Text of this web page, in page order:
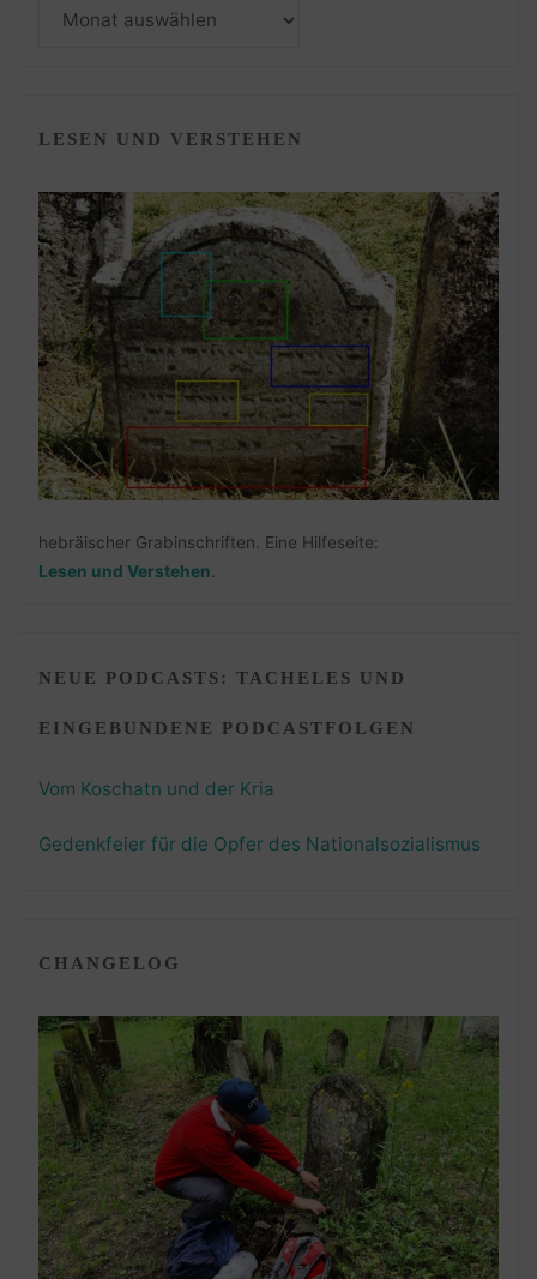
Monatsarchiv
LESEN UND VERSTEHEN
hebräischer Grabinschriften. Eine Hilfeseite:
Lesen und Verstehen
NEUE PODCASTS: TACHELES UND
EINGEBUNDENE PODCASTFOLGEN
Vom Koschatn und der Kria
Gedenkfeier für die Opfer des Nationalsozialismus
CHANGELOG